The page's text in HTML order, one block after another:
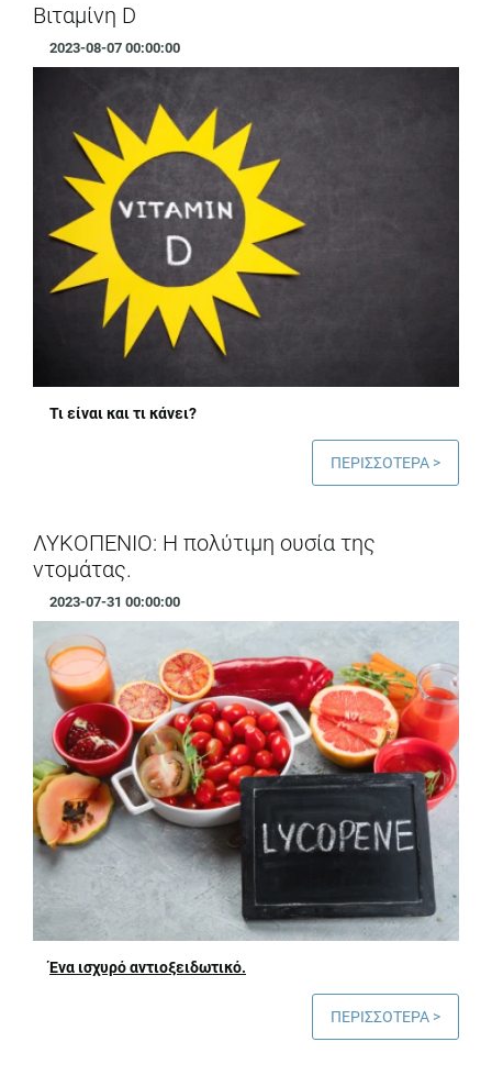
Βιταμίνη D
2023-08-07 00:00:00
Τι είναι και τι κάνει?
ΠΕΡΙΣΣΟΤΕΡΑ >
ΛΥΚΟΠΕΝΙΟ: Η πολύτιμη ουσία της
ντομάτας.
2023-07-31 00:00:00
Ένα ισχυρό αντιοξειδωτικό.
ΠΕΡΙΣΣΟΤΕΡΑ >